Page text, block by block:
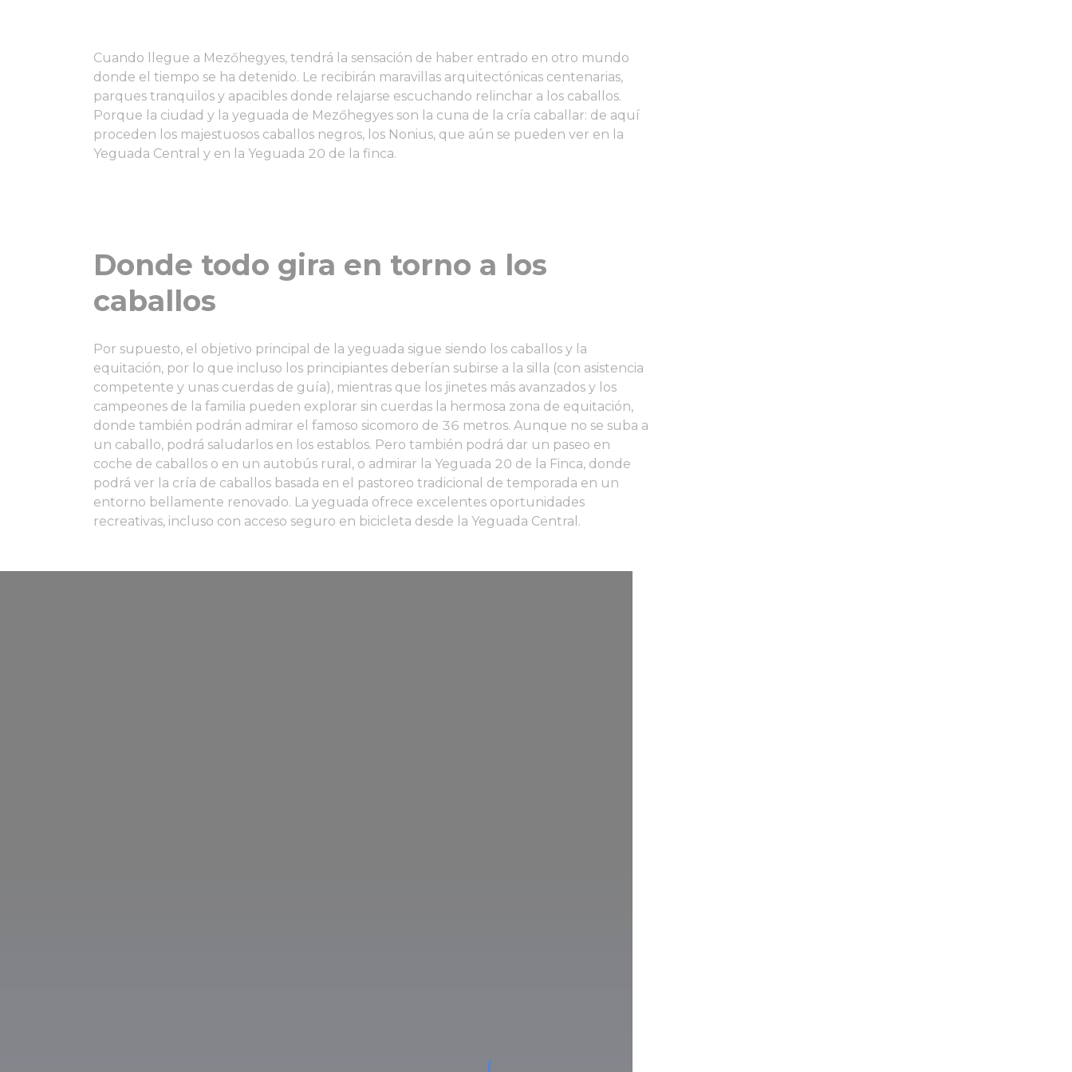
Cuando llegue a Mezőhegyes, tendrá la sensación de haber entrado en otro mundo
donde el tiempo se ha detenido. Le recibirán maravillas arquitectónicas centenarias,
parques tranquilos y apacibles donde relajarse escuchando relinchar a los caballos.
Porque la ciudad y la yeguada de Mezőhegyes son la cuna de la cría caballar: de aquí
proceden los majestuosos caballos negros, los Nonius, que aún se pueden ver en la
Yeguada Central y en la Yeguada 20 de la finca.
Donde todo gira en torno a los
caballos
Por supuesto, el objetivo principal de la yeguada sigue siendo los caballos y la
equitación, por lo que incluso los principiantes deberían subirse a la silla (con asistencia
competente y unas cuerdas de guía), mientras que los jinetes más avanzados y los
campeones de la familia pueden explorar sin cuerdas la hermosa zona de equitación,
donde también podrán admirar el famoso sicomoro de 36 metros. Aunque no se suba a
un caballo, podrá saludarlos en los establos. Pero también podrá dar un paseo en
coche de caballos o en un autobús rural, o admirar la Yeguada 20 de la Finca, donde
podrá ver la cría de caballos basada en el pastoreo tradicional de temporada en un
entorno bellamente renovado. La yeguada ofrece excelentes oportunidades
recreativas, incluso con acceso seguro en bicicleta desde la Yeguada Central.